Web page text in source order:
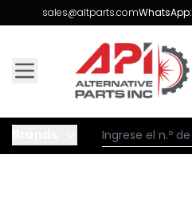
Skip to Content
sales@altparts.comWhatsApp: